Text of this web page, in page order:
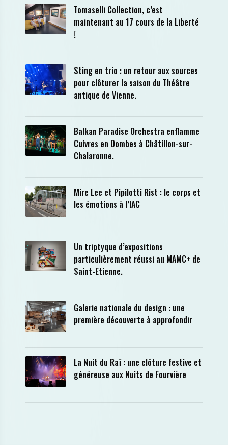
Tomaselli Collection, c’est
maintenant au 17 cours de la Liberté
!
Sting en trio : un retour aux sources
pour clôturer la saison du Théâtre
antique de Vienne.
Balkan Paradise Orchestra enflamme
Cuivres en Dombes à Châtillon-sur-
Chalaronne.
Mire Lee et Pipilotti Rist : le corps et
les émotions à l’IAC
Un triptyque d’expositions
particulièrement réussi au MAMC+ de
Saint-Etienne.
Galerie nationale du design : une
première découverte à approfondir
La Nuit du Raï : une clôture festive et
généreuse aux Nuits de Fourvière